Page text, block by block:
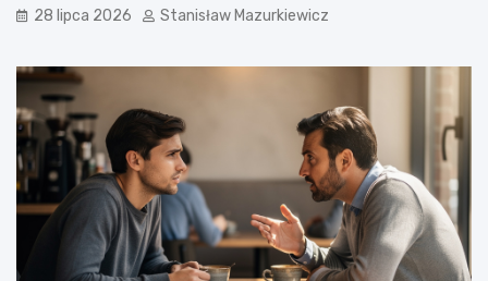
28 lipca 2026 Stanisław Mazurkiewicz